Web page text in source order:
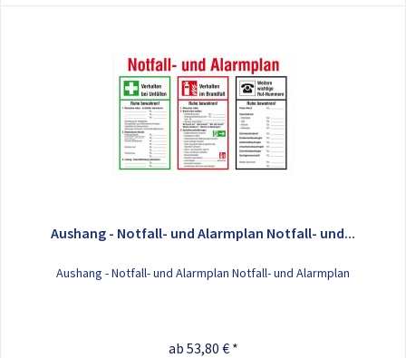
Aushang - Notfall- und Alarmplan Notfall- und...
Aushang - Notfall- und Alarmplan Notfall- und Alarmplan
ab 53,80 € *